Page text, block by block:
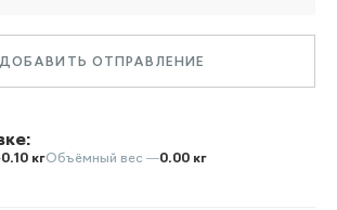
ДОБАВИТЬ ОТПРАВЛЕНИЕ
0.10 кгОбъёмный вес —0.00 кг